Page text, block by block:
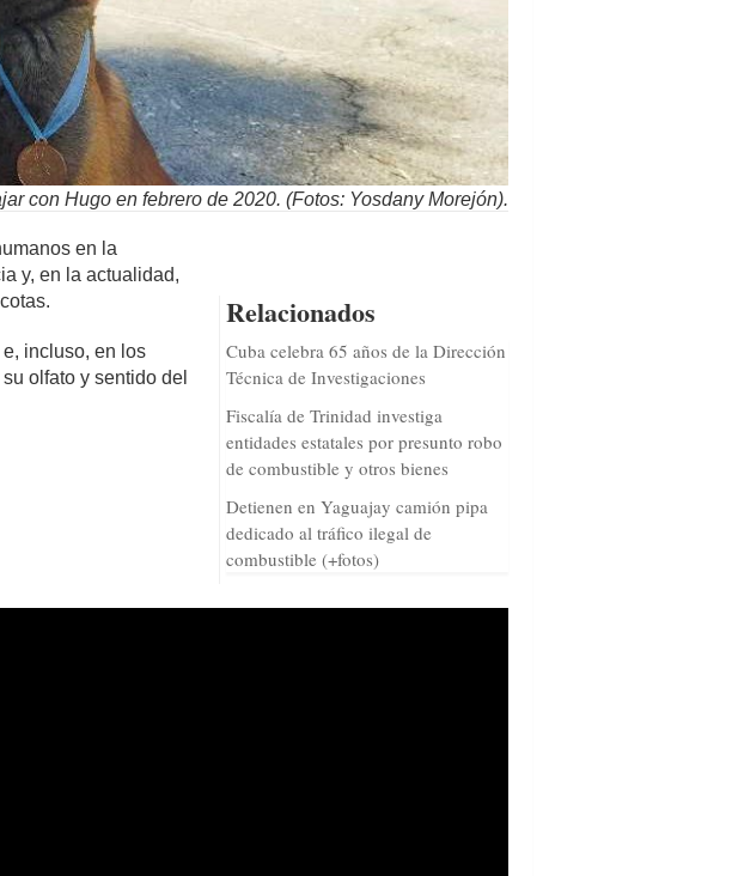
con Hugo en febrero de 2020. (Fotos: Yosdany Morejón).
Relacionados
Cuba celebra 65 años de la Dirección
Técnica de Investigaciones
Fiscalía de Trinidad investiga
entidades estatales por presunto robo
de combustible y otros bienes
Detienen en Yaguajay camión pipa
dedicado al tráfico ilegal de
combustible (+fotos)
en la
y, en la actualidad,
incluso, en los
olfato y sentido del